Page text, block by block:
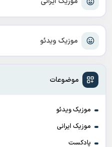
موزیک ویدئو
موضوعات
موزیک ویدئو
موزیک ایرانی
پادکست